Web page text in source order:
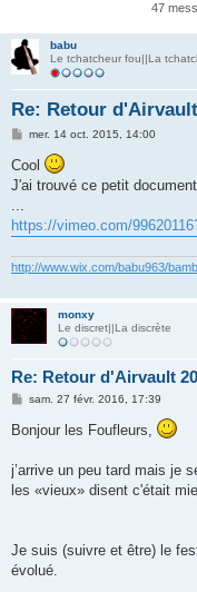
47
babu
Le tchatcheur fou||La
Re: Retour
M
s
a
mer. 14 oct. 2015, 14:00
Cool
J'ai trouvé ce petit
https://vimeo.com/
http://www.wix.com/babu963/
monxy
Le discret||La discrète
Re: Retour d'Airvault
M
s
e
sam. 27 févr. 2016, 17:39
Bonjour les Foufleurs,
j’arrive un peu tard mais je
les «vieux» disent c'était
Je suis (suivre et être) le
évolué.